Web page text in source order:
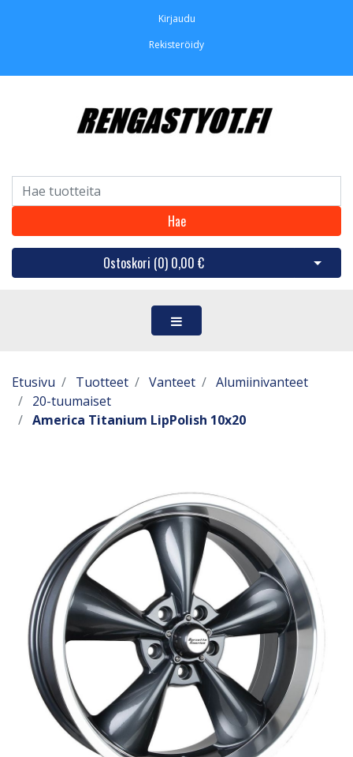
Kirjaudu
Rekisteröidy
Hae
Ostoskori (0) 0,00 € Avaa
Etusivu Tuotteet Vanteet
Alumiinivanteet
20-tuumaiset
America Titanium LipPolish 10x20